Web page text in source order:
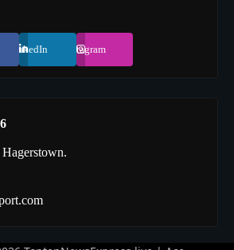
LinkedIn Instagram